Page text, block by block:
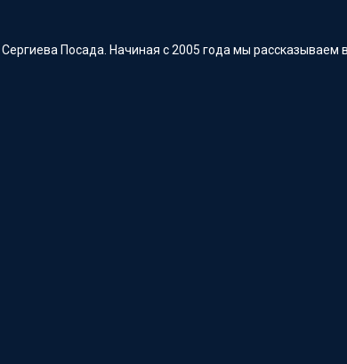
Посада. Начиная с 2005 года мы рассказываем